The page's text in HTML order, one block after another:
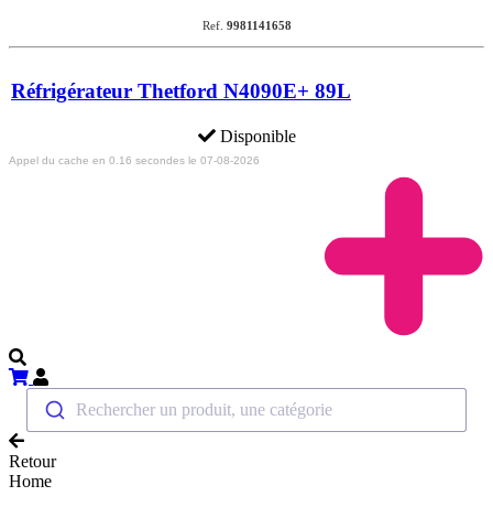
Ref. 9981141658
Réfrigérateur Thetford N4090E+ 89L
Disponible
Appel du cache en 0.16 secondes le 07-08-2026
Rechercher un produit, une catégorie
Retour
Home